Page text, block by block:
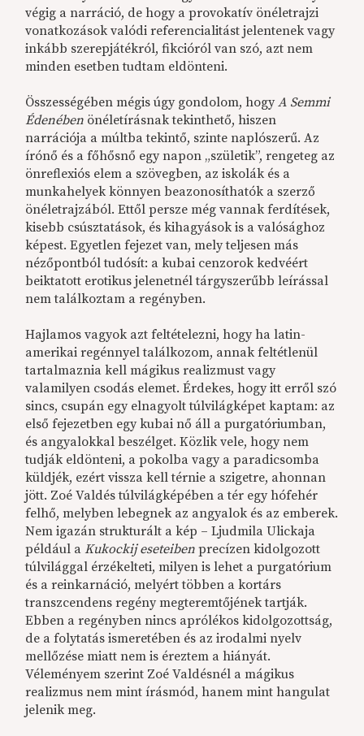
végig a narráció, de hogy a provokatív önéletrajzi
vonatkozások valódi referencialitást jelentenek vagy
inkább szerepjátékról, fikcióról van szó, azt nem
minden esetben tudtam eldönteni.
Összességében mégis úgy gondolom, hogyA Semmi
Édenében önéletírásnak tekinthető, hiszen
narrációja a múltba tekintő, szinte naplószerű. Az
írónő és a főhősnő egy napon „születik”, rengeteg az
önreflexiós elem a szövegben, az iskolák és a
munkahelyek könnyen beazonosíthatók a szerző
önéletrajzából. Ettől persze még vannak ferdítések,
kisebb csúsztatások, és kihagyások is a valósághoz
képest. Egyetlen fejezet van, mely teljesen más
nézőpontból tudósít: a kubai cenzorok kedvéért
beiktatott erotikus jelenetnél tárgyszerűbb leírással
nem találkoztam a regényben.
Hajlamos vagyok azt feltételezni, hogy ha latin-
amerikai regénnyel találkozom, annak feltétlenül
tartalmaznia kell mágikus realizmust vagy
valamilyen csodás elemet. Érdekes, hogy itt erről szó
sincs, csupán egy elnagyolt túlvilágképet kaptam: az
első fejezetben egy kubai nő áll a purgatóriumban,
és angyalokkal beszélget. Közlik vele, hogy nem
tudják eldönteni, a pokolba vagy a paradicsomba
küldjék, ezért vissza kell térnie a szigetre, ahonnan
jött. Zoé Valdés túlvilágképében a tér egy hófehér
felhő, melyben lebegnek az angyalok és az emberek.
Nem igazán strukturált a kép – Ljudmila Ulickaja
például aKukockij eseteibenprecízen kidolgozott
túlvilággal érzékelteti, milyen is lehet a purgatórium
és a reinkarnáció, melyért többen a kortárs
transzcendens regény megteremtőjének tartják.
Ebben a regényben nincs aprólékos kidolgozottság,
de a folytatás ismeretében és az irodalmi nyelv
mellőzése miatt nem is éreztem a hiányát.
Véleményem szerint Zoé Valdésnél a mágikus
realizmus nem mint írásmód, hanem mint hangulat
jelenik meg.